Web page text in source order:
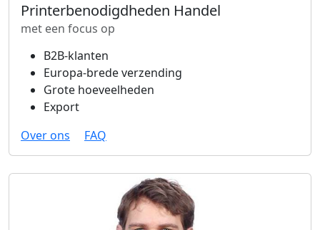
Printerbenodigdheden Handel
met een focus op
B2B-klanten
Europa-brede verzending
Grote hoeveelheden
Export
Over ons
FAQ